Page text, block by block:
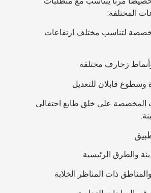
لتناسب مختلف ارتفاعات
زخارف مختلفة
قابلان للتعديل
على خلق طابع احتفالي
الرئيسية
ذات المناظر الخلابة